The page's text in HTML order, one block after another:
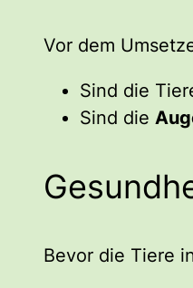
Vor dem
Sind die
Sind die
Bevor die Tiere